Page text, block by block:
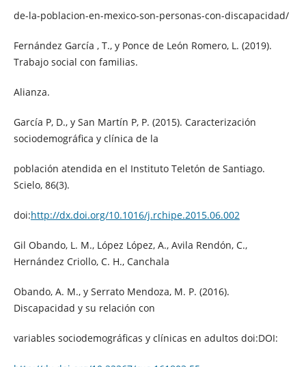
de-la-poblacion-en-mexico-son-personas-con-discapacidad/
Fernández García , T., y Ponce de León Romero, L. (2019).
Trabajo social con familias.
Alianza.
García P, D., y San Martín P, P. (2015). Caracterización
sociodemográfica y clínica de la
población atendida en el Instituto Teletón de Santiago.
Scielo, 86(3).
doi:http://dx.doi.org/10.1016/j.rchipe.2015.06.002
Gil Obando, L. M., López López, A., Avila Rendón, C.,
Hernández Criollo, C. H., Canchala
Obando, A. M., y Serrato Mendoza, M. P. (2016).
Discapacidad y su relación con
variables sociodemográficas y clínicas en adultos doi:DOI: